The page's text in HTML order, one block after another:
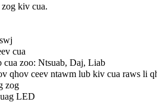
kiv cua.
cua
zoo: Ntsuab, Daj, Liab
qhov ceev ntawm lub kiv cua raws li
zog
LED